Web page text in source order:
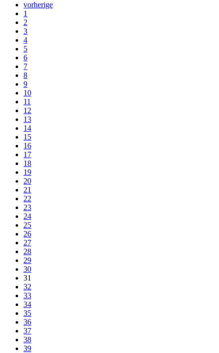
vorherige
1
2
3
4
5
6
7
8
9
10
11
12
13
14
15
16
17
18
19
20
21
22
23
24
25
26
27
28
29
30
31
32
33
34
35
36
37
38
39